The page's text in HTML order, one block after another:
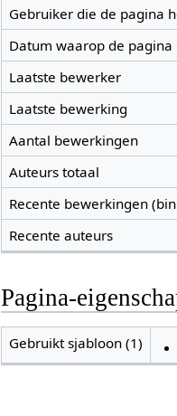
Gebruiker die de pagina
Datum waarop de
Laatste bewerker
Laatste bewerking
Aantal bewerkingen
Auteurs totaal
Recente bewerkingen
Recente auteurs
Pagina-
Gebruikt sjabloon (1)